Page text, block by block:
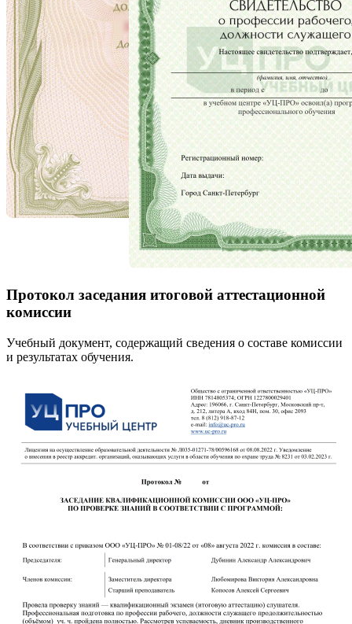
Протокол заседания итоговой аттестационной
комиссии
Учебный документ, содержащий сведения о составе комиссии
и результатах обучения.